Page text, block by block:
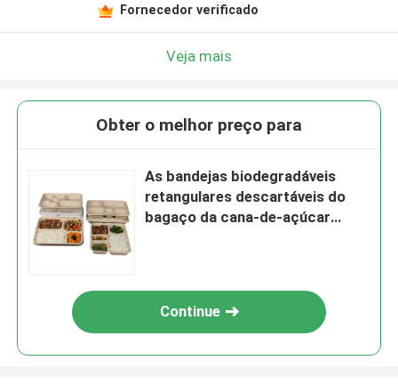
Fornecedor verificado
Veja mais
Obter o melhor preço para
As bandejas biodegradáveis
retangulares descartáveis do
bagaço da cana-de-açúcar
Continue